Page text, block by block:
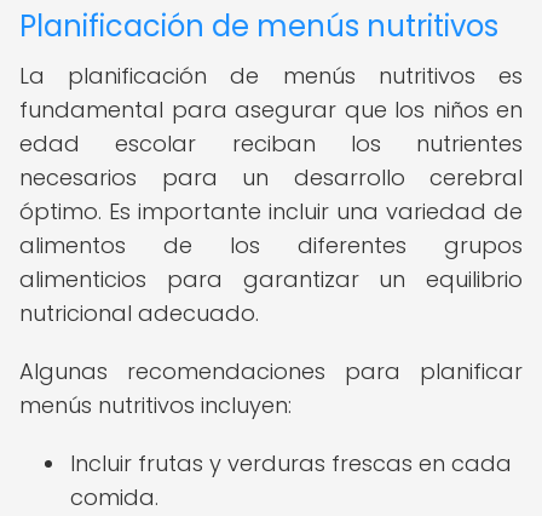
Planificación de menús nutritivos
La planificación de menús nutritivos es
fundamental para asegurar que los niños en
edad escolar reciban los nutrientes
necesarios para un desarrollo cerebral
óptimo. Es importante incluir una variedad de
alimentos de los diferentes grupos
alimenticios para garantizar un equilibrio
nutricional adecuado.
Algunas recomendaciones para planificar
menús nutritivos incluyen:
Incluir frutas y verduras frescas en cada
comida.